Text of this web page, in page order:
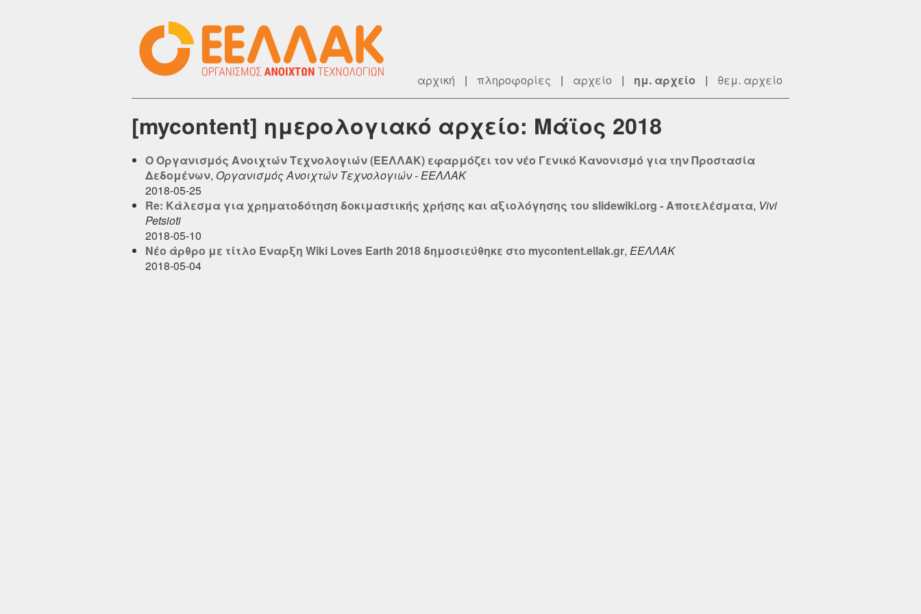
αρχική | πληροφορίες | αρχείο | ημ. αρχείο | θεμ. αρχείο
[mycontent] ημερολογιακό αρχείο: Μάϊος 2018
O Οργανισμός Ανοιχτών Τεχνολογιών (ΕΕΛΛΑΚ) εφαρμόζει τον νέο Γενικό Κανονισμό για την Προστασία
Δεδομένων, Οργανισμός Ανοιχτών Τεχνολογιών - ΕΕΛΛΑΚ
2018-05-25
Re: Κάλεσμα για χρηματοδότηση δοκιμαστικής χρήσης και αξιολόγησης του slidewiki.org - Αποτελέσματα, Vivi
Petsioti
2018-05-10
Νέο άρθρο με τίτλο Έναρξη Wiki Loves Earth 2018 δημοσιεύθηκε στο mycontent.ellak.gr, ΕΕΛΛΑΚ
2018-05-04